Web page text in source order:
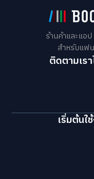
ร้านค้าและแอ
สำหรับแฟน
ติดตามเร
เริ่มต้นใ